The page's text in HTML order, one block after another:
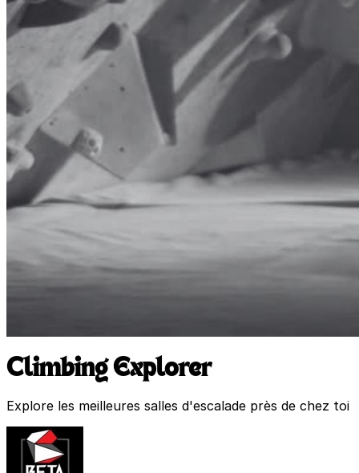
Climbing Explorer
Explore les meilleures salles d'escalade près de chez toi